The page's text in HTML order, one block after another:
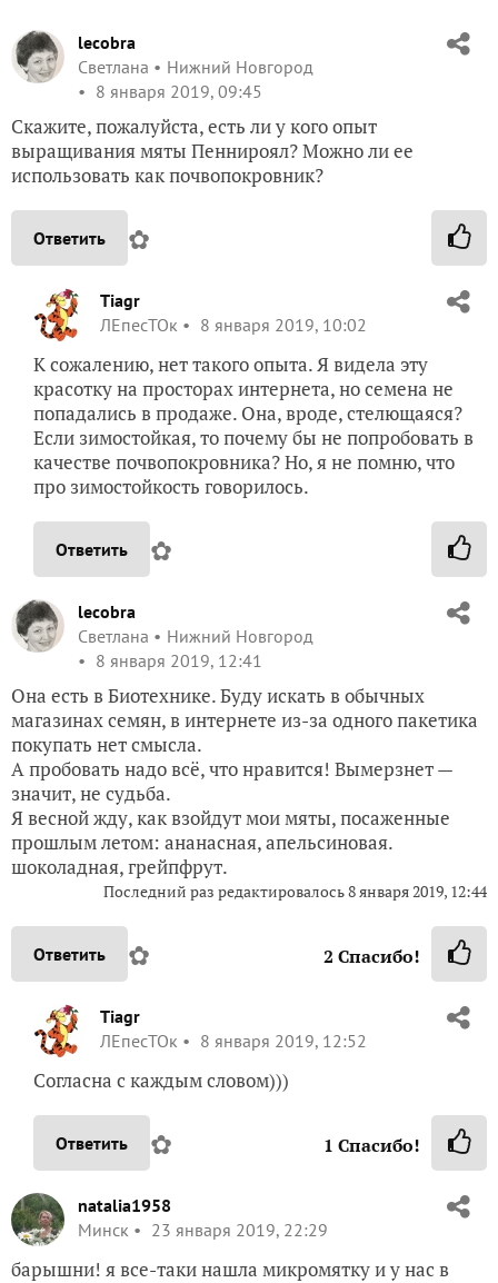
lecobra
Светлана
Нижний Новгород
8 января 2019, 09:45
Скажите, пожалуйста, есть ли у кого опыт
выращивания мяты Пеннироял? Можно ли ее
использовать как почвопокровник?
Ответить ✿
Tiagr
ЛЕпесТОк
8 января 2019, 10:02
К сожалению, нет такого опыта. Я видела эту
красотку на просторах интернета, но семена не
попадались в продаже. Она, вроде, стелющаяся?
Если зимостойкая, то почему бы не попробовать в
качестве почвопокровника? Но, я не помню, что
про зимостойкость говорилось.
Ответить ✿
lecobra
Светлана
Нижний Новгород
8 января 2019, 12:41
Она есть в Биотехнике. Буду искать в обычных
магазинах семян, в интернете из-за одного пакетика
покупать нет смысла.
А пробовать надо всё, что нравится! Вымерзнет —
значит, не судьба.
Я весной жду, как взойдут мои мяты, посаженные
прошлым летом: ананасная, апельсиновая.
шоколадная, грейпфрут.
Последний раз редактировалось8 января 2019, 12:44
Ответить ✿ 2 Спасибо!
Tiagr
ЛЕпесТОк
8 января 2019, 12:52
Согласна с каждым словом)))
Ответить ✿ 1 Спасибо!
natalia1958
Минск
23 января 2019, 22:29
барышни! я все-таки нашла микромятку и у нас в